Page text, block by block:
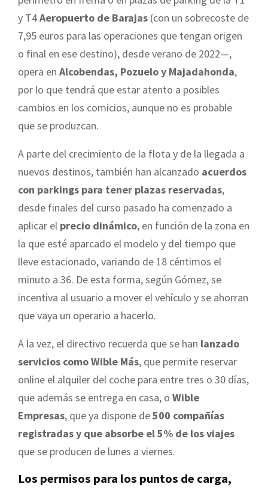
y T4Aeropuerto de Barajas (con un sobrecoste de
7,95 euros para las operaciones que tengan origen
o final en ese destino), desde verano de 2022—,
opera en Alcobendas, Pozuelo y Majadahonda,
por lo que tendrá que estar atento a posibles
cambios en los comicios, aunque no es probable
que se produzcan.
A parte del crecimiento de la flota y de la llegada a
nuevos destinos, también han alcanzado acuerdos
con parkings para tener plazas reservadas,
desde finales del curso pasado ha comenzado a
aplicar el precio dinámico, en función de la zona en
la que esté aparcado el modelo y del tiempo que
lleve estacionado, variando de 18 céntimos el
minuto a 36. De esta forma, según Gómez, se
incentiva al usuario a mover el vehículo y se ahorran
que vaya un operario a hacerlo.
A la vez, el directivo recuerda que se han lanzado
servicios como Wible Más, que permite reservar
online el alquiler del coche para entre tres o 30 días,
que además se entrega en casa, o Wible
Empresas, que ya dispone de500 compañías
registradas y que absorbe el 5% de los viajes
que se producen de lunes a viernes.
Los permisos para los puntos de carga,